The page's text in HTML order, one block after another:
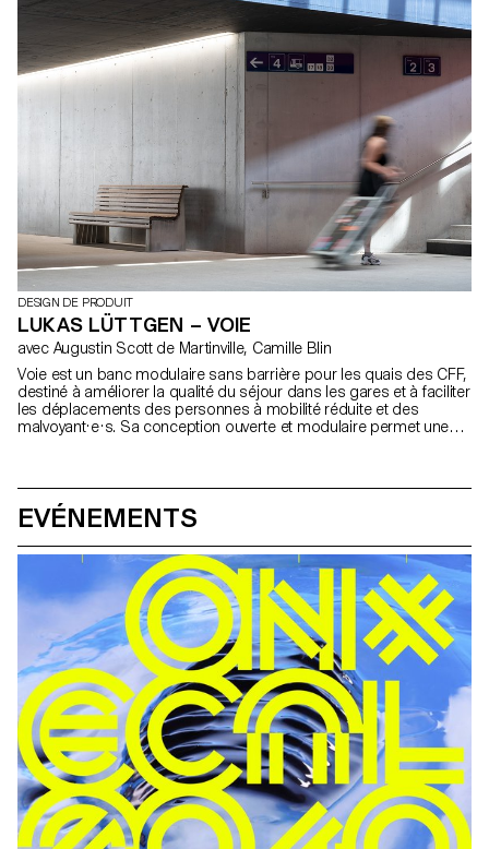
DESIGN DE PRODUIT
LUKAS LÜTTGEN – VOIE
avec Augustin Scott de Martinville, Camille Blin
Voie est un banc modulaire sans barrière pour les quais des CFF,
destiné à améliorer la qualité du séjour dans les gares et à faciliter
les déplacements des personnes à mobilité réduite et des
malvoyant·e·s. Sa conception ouverte et modulaire permet une
écologiquement durable constitue une surface d’assise
confortable et robuste. Voie a été développé en collaboration
avec les CFF.
EVÉNEMENTS